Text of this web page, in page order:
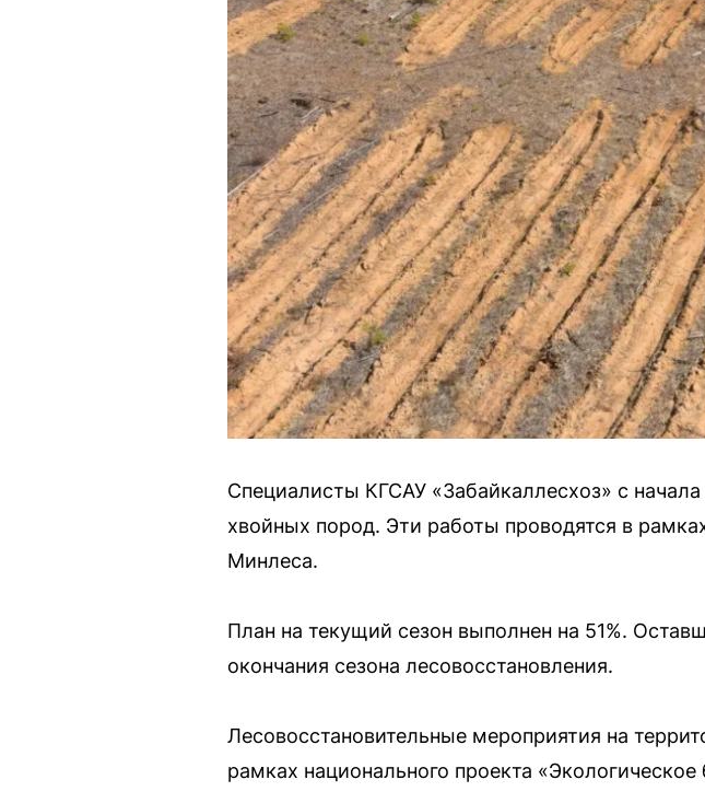
Специалисты КГСАУ «Забайкаллесхоз» с
хвойных пород. Эти работы проводятся в
Минлеса.
План на текущий сезон выполнен на 51%.
окончания сезона лесовосстановления.
Лесовосстановительные мероприятия на
рамках национального проекта «Экологическое